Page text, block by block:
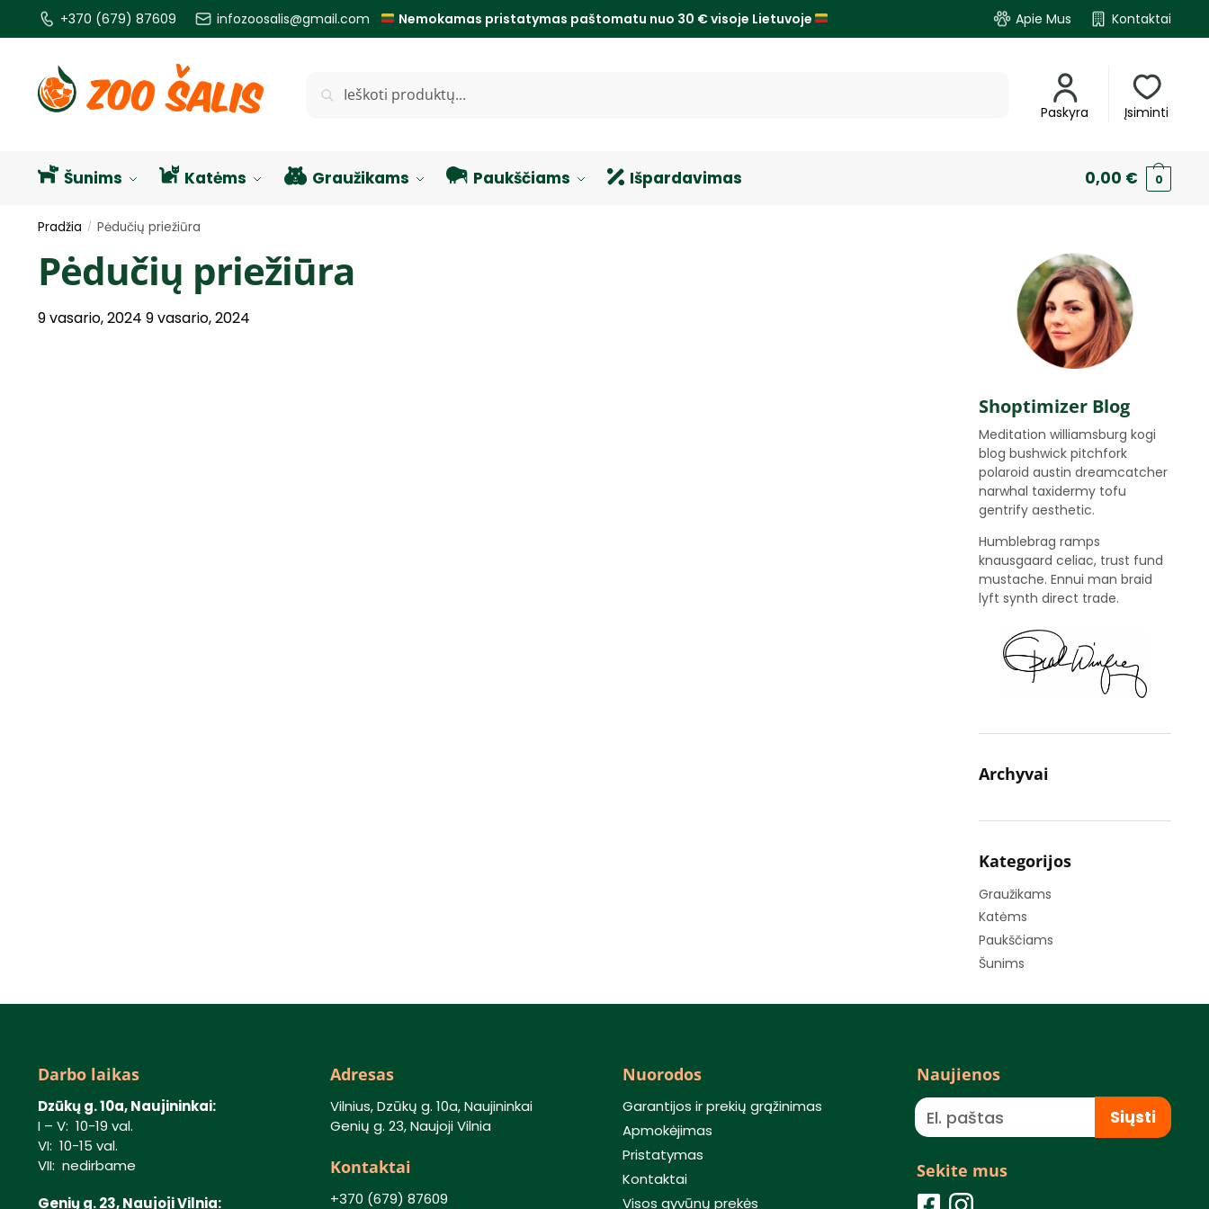
+370 (679) 87609 infozoosalis@gmail.com Nemokamas pristatymas paštomatu nuo 30 € visoje Lietuvoje Apie Mus Kontaktai
Paskyra Įsiminti
Šunims Katėms Graužikams Paukščiams Išpardavimas 0,00 € 0
Pradžia / Pėdučių priežiūra
Pėdučių priežiūra
9 vasario, 2024 9 vasario, 2024
Shoptimizer Blog
Meditation williamsburg kogi
blog bushwick pitchfork
polaroid austin dreamcatcher
narwhal taxidermy tofu
gentrify aesthetic.
Humblebrag ramps
knausgaard celiac, trust fund
mustache. Ennui man braid
lyft synth direct trade.
Archyvai
Kategorijos
Graužikams
Katėms
Paukščiams
Šunims
Darbo laikas
Dzūkų g. 10a, Naujininkai:
I – V: 10-19 val.
VI: 10-15 val.
VII: nedirbame
Genių g. 23, Naujoji Vilnia:
Adresas
Vilnius, Dzūkų g. 10a, Naujininkai
Genių g. 23, Naujoji Vilnia
Kontaktai
+370 (679) 87609
Nuorodos
Garantijos ir prekių grąžinimas
Apmokėjimas
Pristatymas
Kontaktai
Visos gyvūnų prekės
Naujienos
Siųsti
Sekite mus